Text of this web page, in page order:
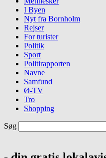
I Byen
Nyt fra Bornholm
Rejser
For turister
Politik
Sport
Politirapporten
Navne
Samfund
Ø-TV
Tro
Shopping
Søg